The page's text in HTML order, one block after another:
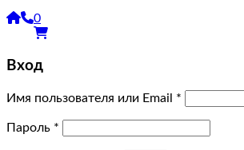
0
Вход
Имя пользователя или Email *
Пароль *